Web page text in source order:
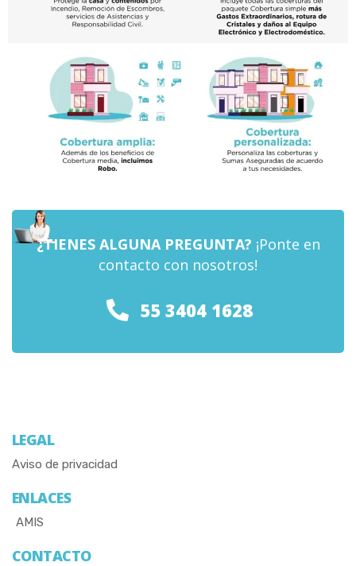
¿TIENES ALGUNA PREGUNTA? ¡Ponte en
contacto con nosotros!
55 3404 1628
LEGAL
Aviso de privacidad
ENLACES
AMIS
CONTACTO